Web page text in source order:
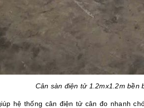
Cân sàn điện tử 1.2mx1.2m bền
hệ thống cân điện tử cân đo nhanh